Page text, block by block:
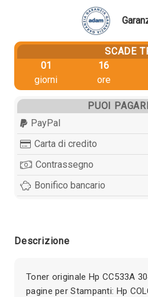
SCADE
01
giorni
16
ore
PUOI
PayPal
Carta di credito
Contrassegno
Bonifico bancario
Descrizione
Toner originale Hp CC533A
pagine per Stampanti: Hp